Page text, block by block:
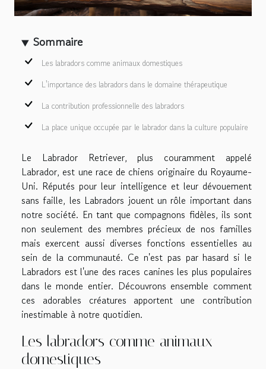
Sommaire
Les labradors comme animaux domestiques
L'importance des labradors dans le domaine thérapeutique
La contribution professionnelle des labradors
La place unique occupée par le labrador dans la culture populaire
Le Labrador Retriever, plus couramment appelé
Labrador, est une race de chiens originaire du Royaume-
Uni. Réputés pour leur intelligence et leur dévouement
sans faille, les Labradors jouent un rôle important dans
notre société. En tant que compagnons fidèles, ils sont
non seulement des membres précieux de nos familles
mais exercent aussi diverses fonctions essentielles au
sein de la communauté. Ce n'est pas par hasard si le
Labradors est l'une des races canines les plus populaires
dans le monde entier. Découvrons ensemble comment
ces adorables créatures apportent une contribution
inestimable à notre quotidien.
Les labradors comme animaux
domestiques